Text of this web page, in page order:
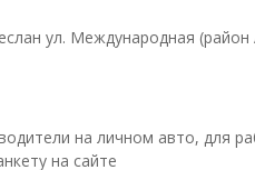
ул. Международная (район
на личном авто, для
на сайте